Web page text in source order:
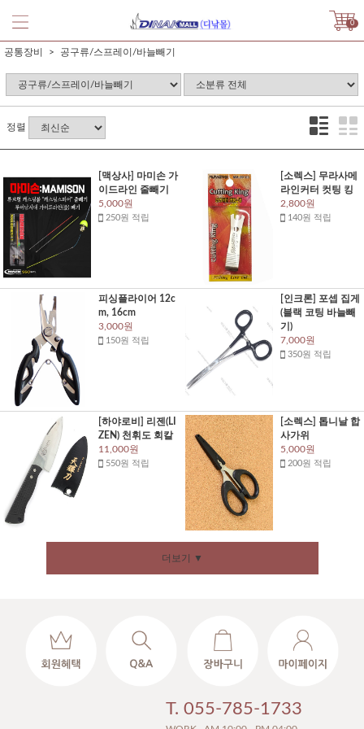
0
공통장비 공구류/스프레이/바늘빼기
정렬
[맥상사] 마미손 가
이드라인 줄빼기
5,000원
250원 적립
[소렉스] 무라사메
라인커터 컷팅 킹
2,800원
140원 적립
피싱플라이어 12c
m, 16cm
3,000원
150원 적립
[인크론] 포셉 집게
(블랙 코팅 바늘빼
기)
7,000원
350원 적립
[하야로비] 리젠(LI
ZEN) 천휘도 회칼
11,000원
550원 적립
[소렉스] 톱니날 합
사가위
5,000원
200원 적립
더보기 ▼
T. 055-785-1733